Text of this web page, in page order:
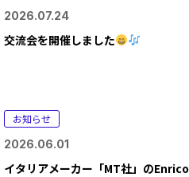
2026.07.24
交流会を開催しました
お知らせ
2026.06.01
イタリアメーカー「MT社」のEnrico